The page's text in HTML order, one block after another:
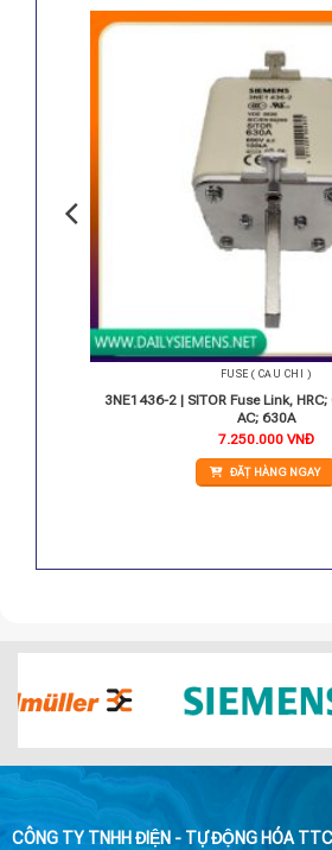
FUSE ( CẦU CHÌ )
3NE1436-2 | SITOR Fuse Link,
AC; 630A
7.250.000 VNĐ
ĐẶT HÀNG NGAY
CÔNG TY TNHH ĐIỆN - TỰ ĐỘNG HÓA TTC